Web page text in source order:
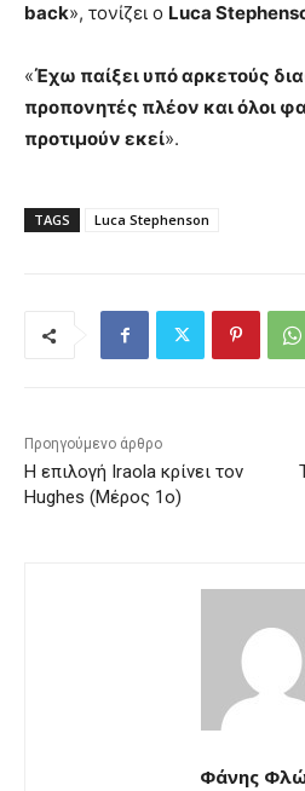
back», τονίζει ο Luca
«Έχω παίξει υπό αρκετούς
προπονητές πλέον και όλοι
προτιμούν εκεί».
TAGS Luca Stephenson
Προηγούμενο άρθρο
Η επιλογή Iraola κρίνει τον
Hughes (Μέρος 1ο)
Φάνης